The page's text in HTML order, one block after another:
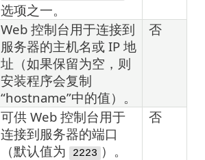
选项之一。
Web 控制台用于连接到
服务器的主机名或 IP 地
址（如果保留为空，则
安装程序会复制
“hostname”中的值）。
否
可供 Web 控制台用于
连接到服务器的端口
（默认值为
2223 ）。
否